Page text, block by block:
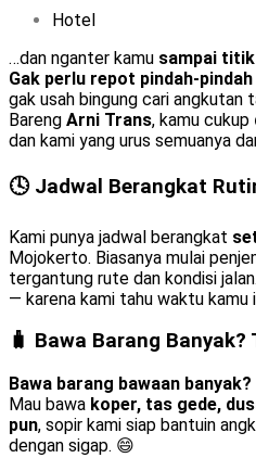
Hotel
…dan nganter kamu sampai
Gak perlu repot pindah-
gak usah bingung cari angkutan
Bareng Arni Trans, kamu cukup
dan kami yang urus semuanya
🕓 Jadwal Berangkat
Kami punya jadwal berangkat
Mojokerto. Biasanya mulai
tergantung rute dan kondisi
— karena kami tahu waktu kamu
🧳 Bawa Barang Banyak?
Bawa barang bawaan
Mau bawa koper, tas gede,
pun, sopir kami siap bantuin
dengan sigap. 😄